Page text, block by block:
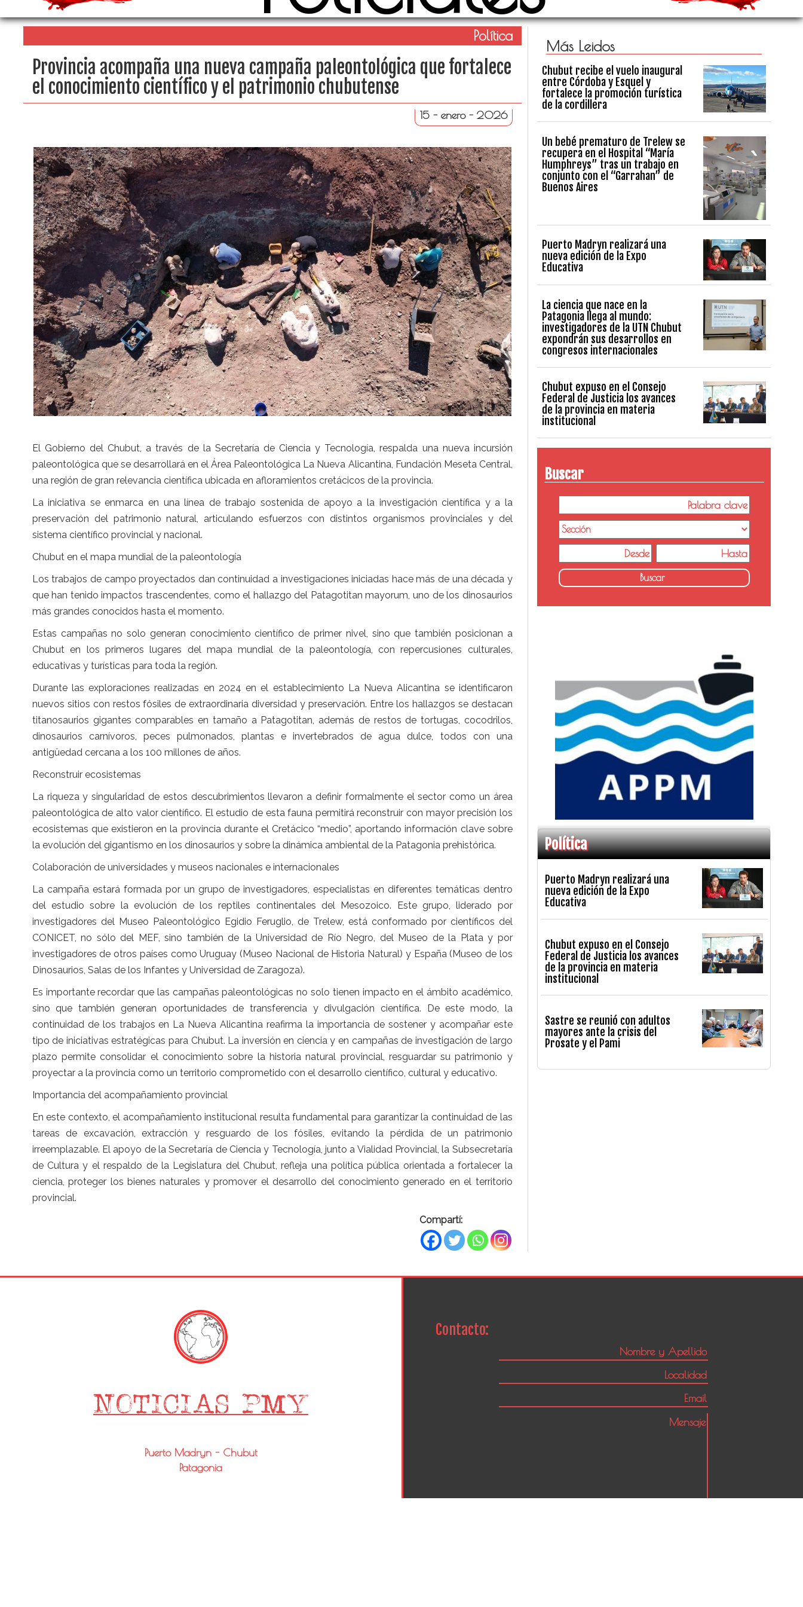
Política
Provincia acompaña una nueva campaña paleontológica que fortalece
el conocimiento científico y el patrimonio chubutense
15 - enero - 2026
El Gobierno del Chubut, a través de la Secretaría de Ciencia y Tecnología, respalda una nueva incursión
paleontológica que se desarrollará en el Área Paleontológica La Nueva Alicantina, Fundación Meseta Central,
una región de gran relevancia científica ubicada en afloramientos cretácicos de la provincia.
La iniciativa se enmarca en una línea de trabajo sostenida de apoyo a la investigación científica y a la
preservación del patrimonio natural, articulando esfuerzos con distintos organismos provinciales y del
sistema científico provincial y nacional.
Chubut en el mapa mundial de la paleontología
Los trabajos de campo proyectados dan continuidad a investigaciones iniciadas hace más de una década y
que han tenido impactos trascendentes, como el hallazgo del Patagotitan mayorum, uno de los dinosaurios
más grandes conocidos hasta el momento.
Estas campañas no solo generan conocimiento científico de primer nivel, sino que también posicionan a
Chubut en los primeros lugares del mapa mundial de la paleontología, con repercusiones culturales,
educativas y turísticas para toda la región.
Durante las exploraciones realizadas en 2024 en el establecimiento La Nueva Alicantina se identificaron
nuevos sitios con restos fósiles de extraordinaria diversidad y preservación. Entre los hallazgos se destacan
titanosaurios gigantes comparables en tamaño a Patagotitan, además de restos de tortugas, cocodrilos,
dinosaurios carnívoros, peces pulmonados, plantas e invertebrados de agua dulce, todos con una
antigüedad cercana a los 100 millones de años.
Reconstruir ecosistemas
La riqueza y singularidad de estos descubrimientos llevaron a definir formalmente el sector como un área
paleontológica de alto valor científico. El estudio de esta fauna permitirá reconstruir con mayor precisión los
ecosistemas que existieron en la provincia durante el Cretácico “medio”, aportando información clave sobre
la evolución del gigantismo en los dinosaurios y sobre la dinámica ambiental de la Patagonia prehistórica.
Colaboración de universidades y museos nacionales e internacionales
La campaña estará formada por un grupo de investigadores, especialistas en diferentes temáticas dentro
del estudio sobre la evolución de los reptiles continentales del Mesozoico. Este grupo, liderado por
investigadores del Museo Paleontológico Egidio Feruglio, de Trelew, está conformado por científicos del
CONICET, no sólo del MEF, sino también de la Universidad de Río Negro, del Museo de la Plata y por
investigadores de otros países como Uruguay (Museo Nacional de Historia Natural) y España (Museo de los
Dinosaurios, Salas de los Infantes y Universidad de Zaragoza).
Es importante recordar que las campañas paleontológicas no solo tienen impacto en el ámbito académico,
sino que también generan oportunidades de transferencia y divulgación científica. De este modo, la
continuidad de los trabajos en La Nueva Alicantina reafirma la importancia de sostener y acompañar este
tipo de iniciativas estratégicas para Chubut. La inversión en ciencia y en campañas de investigación de largo
plazo permite consolidar el conocimiento sobre la historia natural provincial, resguardar su patrimonio y
proyectar a la provincia como un territorio comprometido con el desarrollo científico, cultural y educativo.
Importancia del acompañamiento provincial
En este contexto, el acompañamiento institucional resulta fundamental para garantizar la continuidad de las
tareas de excavación, extracción y resguardo de los fósiles, evitando la pérdida de un patrimonio
irreemplazable. El apoyo de la Secretaría de Ciencia y Tecnología, junto a Vialidad Provincial, la Subsecretaría
de Cultura y el respaldo de la Legislatura del Chubut, refleja una política pública orientada a fortalecer la
ciencia, proteger los bienes naturales y promover el desarrollo del conocimiento generado en el territorio
provincial.
Compartí:
Más Leidos
Chubut recibe el vuelo inaugural
entre Córdoba y Esquel y
fortalece la promoción turística
de la cordillera
Un bebé prematuro de Trelew se
recupera en el Hospital “María
Humphreys” tras un trabajo en
conjunto con el “Garrahan” de
Buenos Aires
Puerto Madryn realizará una
nueva edición de la Expo
Educativa
La ciencia que nace en la
Patagonia llega al mundo:
investigadores de la UTN Chubut
expondrán sus desarrollos en
congresos internacionales
Chubut expuso en el Consejo
Federal de Justicia los avances
de la provincia en materia
institucional
Buscar
Política
Puerto Madryn realizará una
nueva edición de la Expo
Educativa
Chubut expuso en el Consejo
Federal de Justicia los avances
de la provincia en materia
institucional
Sastre se reunió con adultos
mayores ante la crisis del
Prosate y el Pami
Puerto Madryn - Chubut
Patagonia
Contacto: